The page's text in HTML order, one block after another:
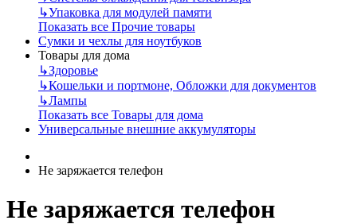
↳Упаковка для модулей памяти
Показать все Прочие товары
Сумки и чехлы для ноутбуков
Товары для дома
↳Здоровье
↳Кошельки и портмоне, Обложки для документов
↳Лампы
Показать все Товары для дома
Универсальные внешние аккумуляторы
Не заряжается телефон
Не заряжается телефон